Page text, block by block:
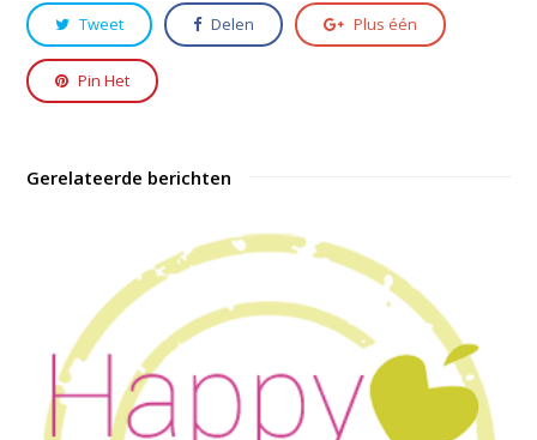
Tweet Delen Plus één
Pin Het
Gerelateerde berichten